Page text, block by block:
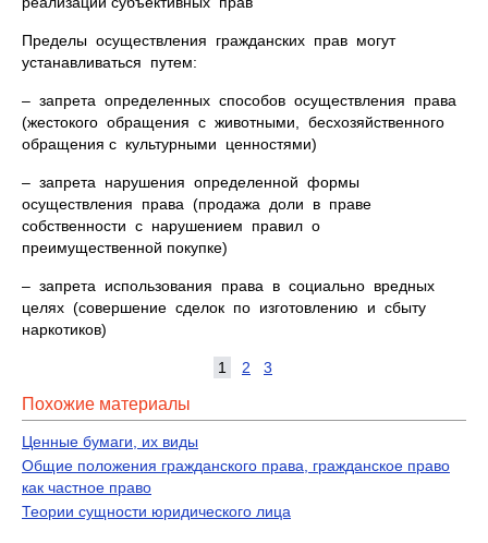
Пределы осуществления гражданских прав могут
устанавливаться путем:
– запрета определенных способов осуществления права
(жестокого обращения с животными, бесхозяйственного
обращения с культурными ценностями)
– запрета нарушения определенной формы
осуществления права (продажа доли в праве
собственности с нарушением правил о
преимущественной покупке)
– запрета использования права в социально вредных
целях (совершение сделок по изготовлению и сбыту
наркотиков)
1 2 3
Похожие материалы
Ценные бумаги, их виды
Общие положения гражданского права, гражданское право
как частное право
Теории сущности юридического лица